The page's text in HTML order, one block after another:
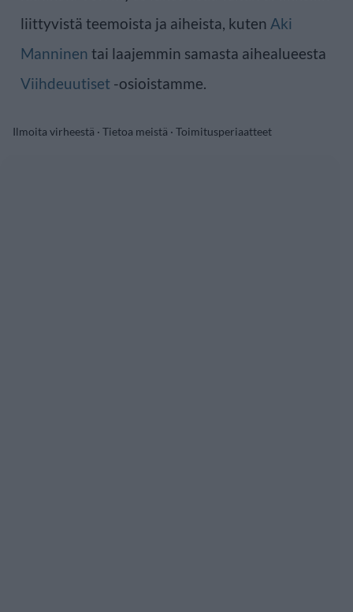
liittyvistä teemoista ja aiheista, kuten Aki
Manninen tai laajemmin samasta aihealueesta
Viihdeuutiset -osioistamme.
Ilmoita virheestä · Tietoa meistä · Toimitusperiaatteet